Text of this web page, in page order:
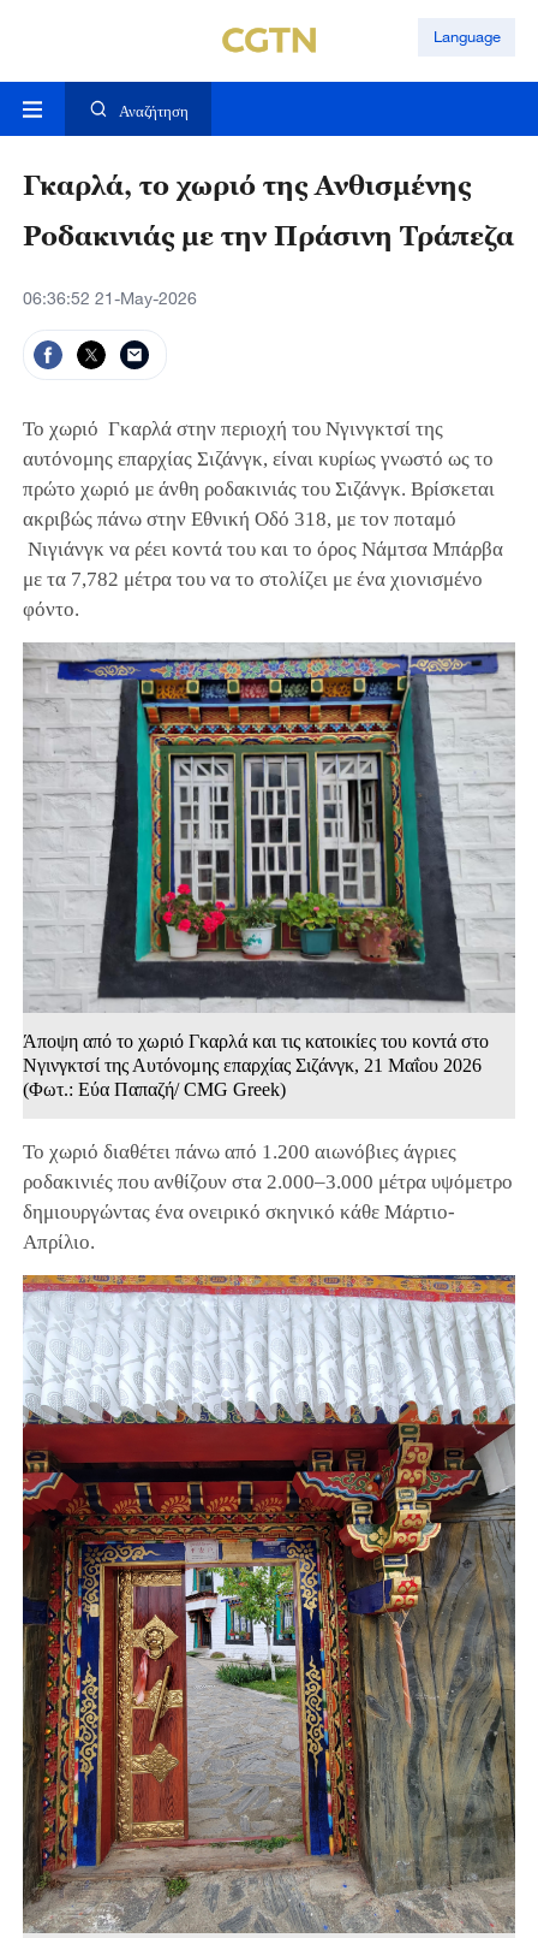
Language
Αναζήτηση
Γκαρλά, το χωριό της Ανθισμένης
Ροδακινιάς με την Πράσινη Τράπεζα
06:36:52 21-May-2026
Το χωριό Γκαρλά στην περιοχή του Νγινγκτσί της
αυτόνομης επαρχίας Σιζάνγκ, είναι κυρίως γνωστό ως το
πρώτο χωριό με άνθη ροδακινιάς του Σιζάνγκ. Βρίσκεται
ακριβώς πάνω στην Εθνική Οδό 318, με τον ποταμό
Νιγιάνγκ να ρέει κοντά του και το όρος Νάμτσα Μπάρβα
με τα 7,782 μέτρα του να το στολίζει με ένα χιονισμένο
φόντο.
Άποψη από το χωριό Γκαρλά και τις κατοικίες του κοντά στο
Νγινγκτσί της Αυτόνομης επαρχίας Σιζάνγκ, 21 Μαΐου 2026
(Φωτ.: Εύα Παπαζή/ CMG Greek)
Το χωριό διαθέτει πάνω από 1.200 αιωνόβιες άγριες
ροδακινιές που ανθίζουν στα 2.000–3.000 μέτρα υψόμετρο
δημιουργώντας ένα ονειρικό σκηνικό κάθε Μάρτιο-
Απρίλιο.